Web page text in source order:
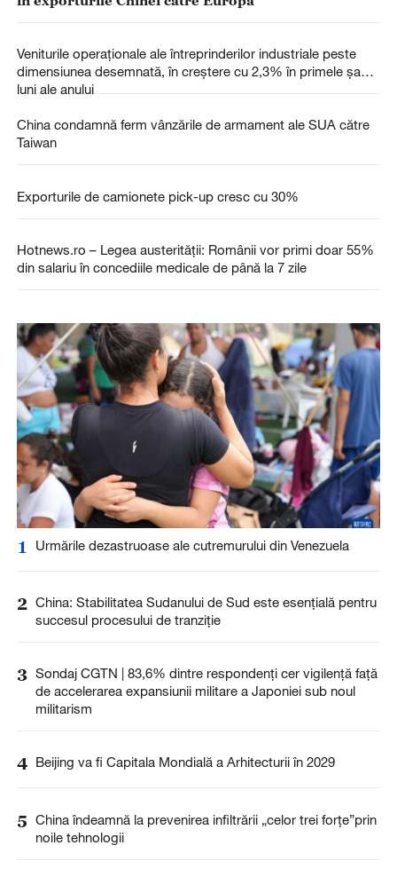
Veniturile operaționale ale întreprinderilor industriale peste
dimensiunea desemnată, în creștere cu 2,3% în primele șapte
luni ale anului
China condamnă ferm vânzările de armament ale SUA către
Taiwan
Exporturile de camionete pick-up cresc cu 30%
Hotnews.ro – Legea austerității: Românii vor primi doar 55%
din salariu în concediile medicale de până la 7 zile
1 Urmările dezastruoase ale cutremurului din Venezuela
2 China: Stabilitatea Sudanului de Sud este esențială pentru
succesul procesului de tranziție
3 Sondaj CGTN | 83,6% dintre respondenți cer vigilență față
de accelerarea expansiunii militare a Japoniei sub noul
militarism
4 Beijing va fi Capitala Mondială a Arhitecturii în 2029
5 China îndeamnă la prevenirea infiltrării „celor trei forțe”prin
noile tehnologii